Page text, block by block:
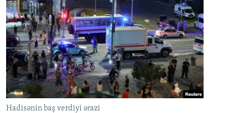
Hadisənin baş verdiyi ərazi